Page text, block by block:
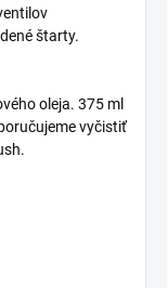
štarty.
oleja. 375 ml
vyčistiť